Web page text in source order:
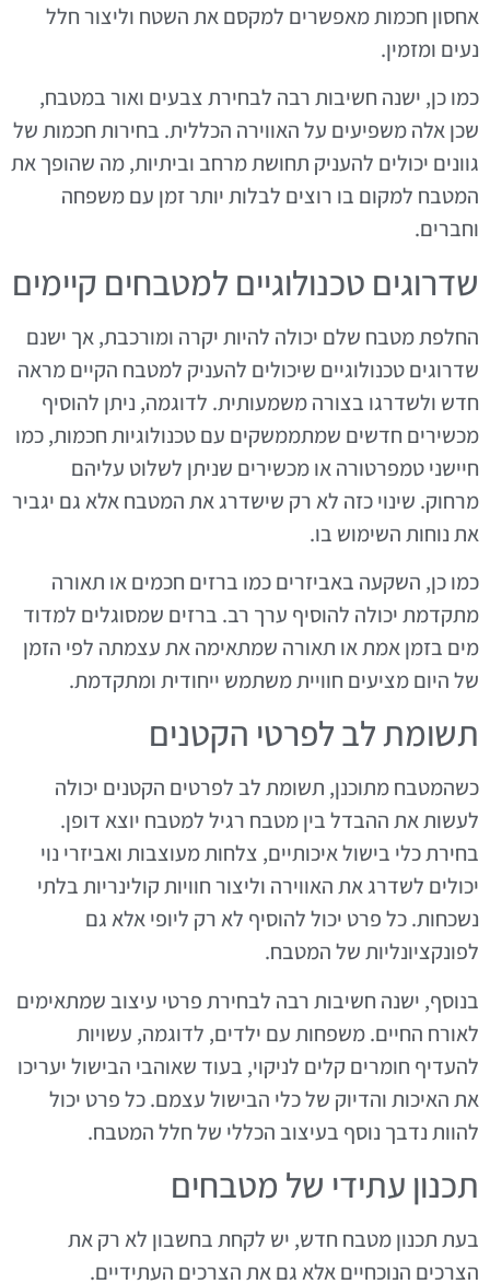
אחסון חכמות מאפשרים למקסם את השטח וליצור חלל
נעים ומזמין.
כמו כן, ישנה חשיבות רבה לבחירת צבעים ואור במטבח,
שכן אלה משפיעים על האווירה הכללית. בחירות חכמות של
גוונים יכולים להעניק תחושת מרחב וביתיות, מה שהופך את
המטבח למקום בו רוצים לבלות יותר זמן עם משפחה
וחברים.
שדרוגים טכנולוגיים למטבחים קיימים
החלפת מטבח שלם יכולה להיות יקרה ומורכבת, אך ישנם
שדרוגים טכנולוגיים שיכולים להעניק למטבח הקיים מראה
חדש ולשדרגו בצורה משמעותית. לדוגמה, ניתן להוסיף
מכשירים חדשים שמתממשקים עם טכנולוגיות חכמות, כמו
חיישני טמפרטורה או מכשירים שניתן לשלוט עליהם
מרחוק. שינוי כזה לא רק שישדרג את המטבח אלא גם יגביר
את נוחות השימוש בו.
כמו כן, השקעה באביזרים כמו ברזים חכמים או תאורה
מתקדמת יכולה להוסיף ערך רב. ברזים שמסוגלים למדוד
מים בזמן אמת או תאורה שמתאימה את עצמתה לפי הזמן
של היום מציעים חוויית משתמש ייחודית ומתקדמת.
תשומת לב לפרטי הקטנים
כשהמטבח מתוכנן, תשומת לב לפרטים הקטנים יכולה
לעשות את ההבדל בין מטבח רגיל למטבח יוצא דופן.
בחירת כלי בישול איכותיים, צלחות מעוצבות ואביזרי נוי
יכולים לשדרג את האווירה וליצור חוויות קולינריות בלתי
נשכחות. כל פרט יכול להוסיף לא רק ליופי אלא גם
לפונקציונליות של המטבח.
בנוסף, ישנה חשיבות רבה לבחירת פרטי עיצוב שמתאימים
לאורח החיים. משפחות עם ילדים, לדוגמה, עשויות
להעדיף חומרים קלים לניקוי, בעוד שאוהבי הבישול יעריכו
את האיכות והדיוק של כלי הבישול עצמם. כל פרט יכול
להוות נדבך נוסף בעיצוב הכללי של חלל המטבח.
תכנון עתידי של מטבחים
בעת תכנון מטבח חדש, יש לקחת בחשבון לא רק את
הצרכים הנוכחיים אלא גם את הצרכים העתידיים.